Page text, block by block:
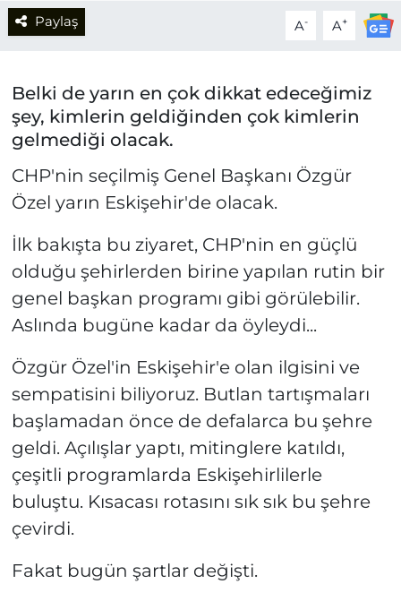
Paylaş A- A+
Belki de yarın en çok dikkat edeceğimiz
şey, kimlerin geldiğinden çok kimlerin
gelmediği olacak.
CHP'nin seçilmiş Genel Başkanı Özgür
Özel yarın Eskişehir'de olacak.
İlk bakışta bu ziyaret, CHP'nin en güçlü
olduğu şehirlerden birine yapılan rutin bir
genel başkan programı gibi görülebilir.
Aslında bugüne kadar da öyleydi...
Özgür Özel'in Eskişehir'e olan ilgisini ve
sempatisini biliyoruz. Butlan tartışmaları
başlamadan önce de defalarca bu şehre
geldi. Açılışlar yaptı, mitinglere katıldı,
çeşitli programlarda Eskişehirlilerle
buluştu. Kısacası rotasını sık sık bu şehre
çevirdi.
Fakat bugün şartlar değişti.